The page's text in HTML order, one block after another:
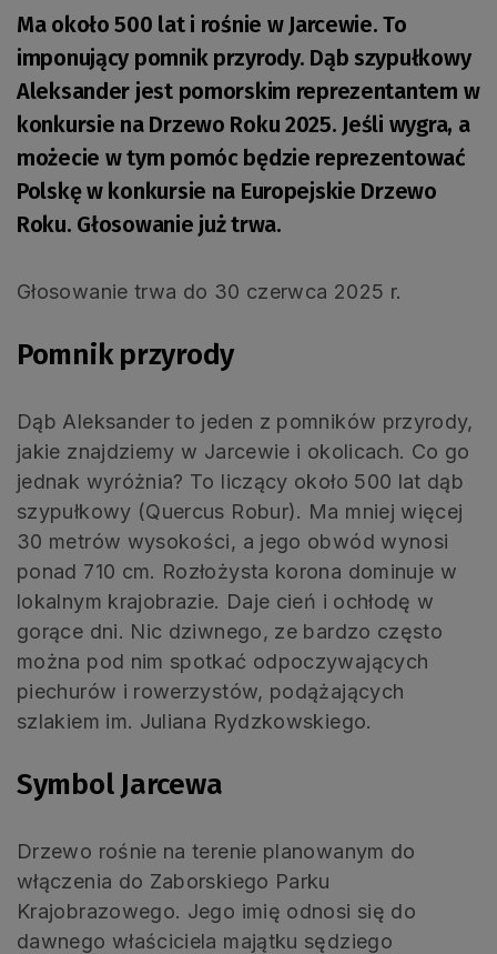
Ma około 500 lat i rośnie w Jarcewie. To
imponujący pomnik przyrody. Dąb szypułkowy
Aleksander jest pomorskim reprezentantem w
konkursie na Drzewo Roku 2025. Jeśli wygra, a
możecie w tym pomóc będzie reprezentować
Polskę w konkursie na Europejskie Drzewo
Roku. Głosowanie już trwa.
Głosowanie trwa do 30 czerwca 2025 r.
Pomnik przyrody
Dąb Aleksander to jeden z pomników przyrody,
jakie znajdziemy w Jarcewie i okolicach. Co go
jednak wyróżnia? To liczący około 500 lat dąb
szypułkowy (Quercus Robur). Ma mniej więcej
30 metrów wysokości, a jego obwód wynosi
ponad 710 cm. Rozłożysta korona dominuje w
lokalnym krajobrazie. Daje cień i ochłodę w
gorące dni. Nic dziwnego, ze bardzo często
można pod nim spotkać odpoczywających
piechurów i rowerzystów, podążających
szlakiem im. Juliana Rydzkowskiego.
Symbol Jarcewa
Drzewo rośnie na terenie planowanym do
włączenia do Zaborskiego Parku
Krajobrazowego. Jego imię odnosi się do
dawnego właściciela majątku sędziego